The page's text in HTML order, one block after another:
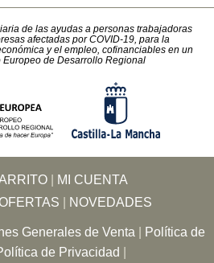
de las ayudas a personas trabajadoras
afectadas por COVID-19, para la
y el empleo, cofinanciables en un
Europeo de Desarrollo Regional
|
MI CUENTA
NOVEDADES
Generales de Venta
Política de
de Privacidad